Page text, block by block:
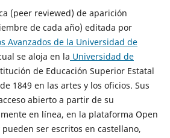
(peer reviewed) de aparición
de cada año) editada por
Avanzados de la Universidad de
se aloja en la Universidad de
de Educación Superior Estatal
1849 en las artes y los oficios. Sus
abierto a partir de su
en línea, en la plataforma Open
pueden ser escritos en castellano,